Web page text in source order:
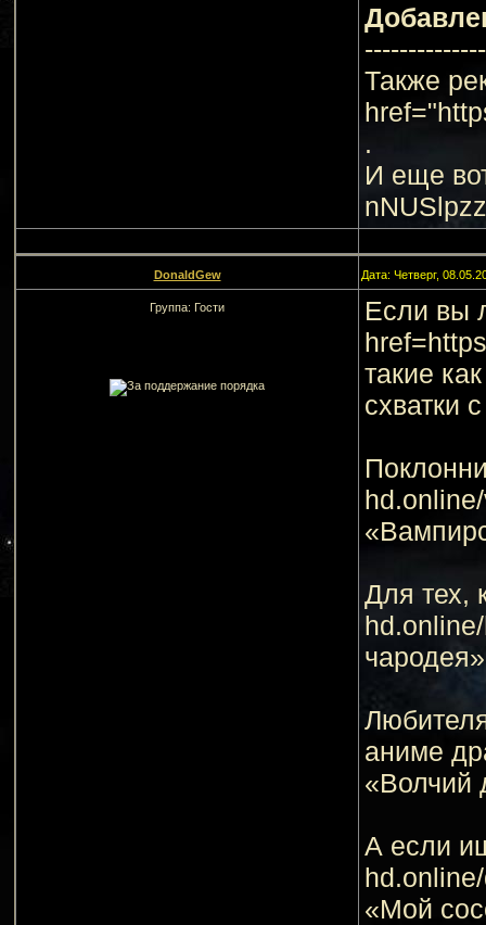
Также
.
И еще
DonaldGew Дата: Четверг,
Группа: Гости
Если вы
такие
схватки
Для тех,
аниме
«Волчий
А если
«Мой